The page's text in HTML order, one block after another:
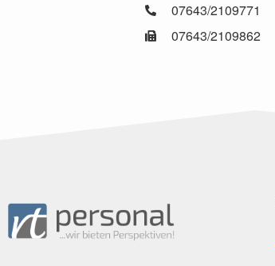
07643/2109771
07643/2109862